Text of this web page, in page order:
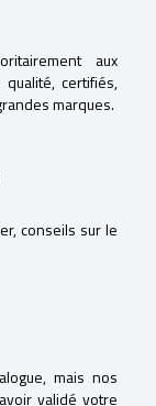
aux
certifiés,
marques.
conseils sur le
mais nos
validé votre